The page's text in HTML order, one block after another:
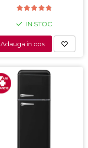
IN STOC
Adauga in cos